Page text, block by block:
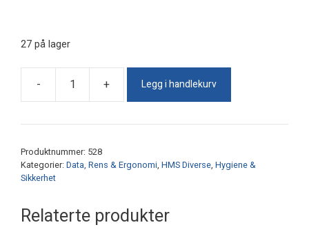
27 på lager
-
Desinfiserende
serviett
+ Legg i handlekurv
Produktnummer: 528
Kategorier: Data, Rens & Ergonomi HMS Diverse Hygiene &
Sikkerhet
Relaterte produkter